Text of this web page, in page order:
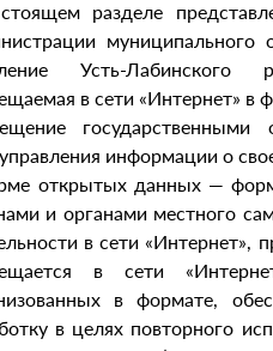
разделе
муниципального
Усть-Лабинского
в сети «Интернет» в
информации о
открытых данных —
и органами местного
в сети «Интернет»,
в сети
в формате,
в целях повторного